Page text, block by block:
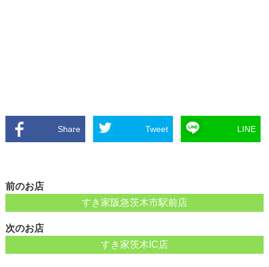
Share Tweet LINE
前のお店
すき家阪急茨木市駅前店
次のお店
すき家茨木IC店